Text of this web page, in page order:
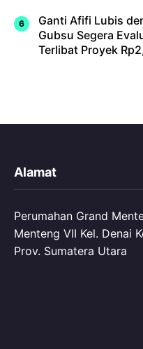
Ganti Afifi Lubis
Gubsu Segera
Terlibat Proyek
Alamat
Perumahan Grand
Menteng VII Kel. Denai
Prov. Sumatera Utara